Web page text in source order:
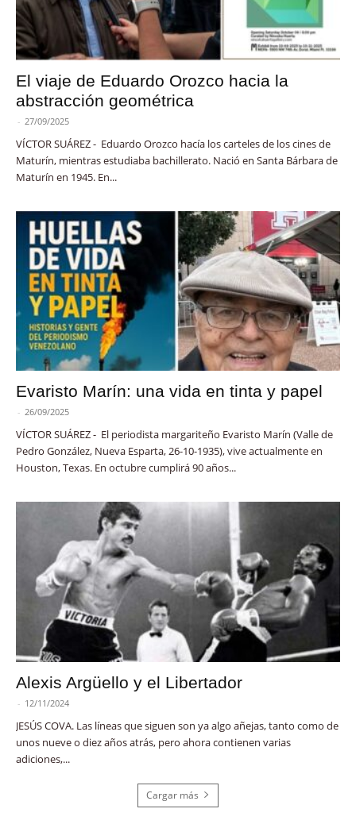
El viaje de Eduardo Orozco hacia la
abstracción geométrica
- 27/09/2025
VÍCTOR SUÁREZ - Eduardo Orozco hacía los carteles de los cines de
Maturín, mientras estudiaba bachillerato. Nació en Santa Bárbara de
Maturín en 1945. En...
Evaristo Marín: una vida en tinta y papel
- 26/09/2025
VÍCTOR SUÁREZ - El periodista margariteño Evaristo Marín (Valle de
Pedro González, Nueva Esparta, 26-10-1935), vive actualmente en
Houston, Texas. En octubre cumplirá 90 años...
Alexis Argüello y el Libertador
- 12/11/2024
JESÚS COVA. Las líneas que siguen son ya algo añejas, tanto como de
unos nueve o diez años atrás, pero ahora contienen varias
adiciones,...
Cargar más